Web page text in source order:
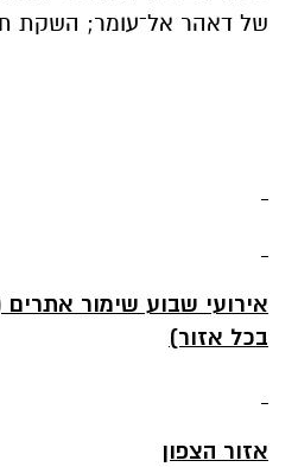
של דאהר אל־עומר; השקת
אירועי שבוע שימור אתרים
בכל אזור)
אזור הצפון